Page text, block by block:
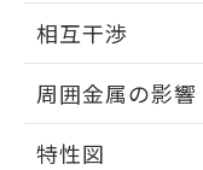
外形図
出力段回路図
相互干渉
相互干渉
周囲金属の影響
特性図
物質の対応
荷製品に未
既に当社に
しているこ
り、2022年1